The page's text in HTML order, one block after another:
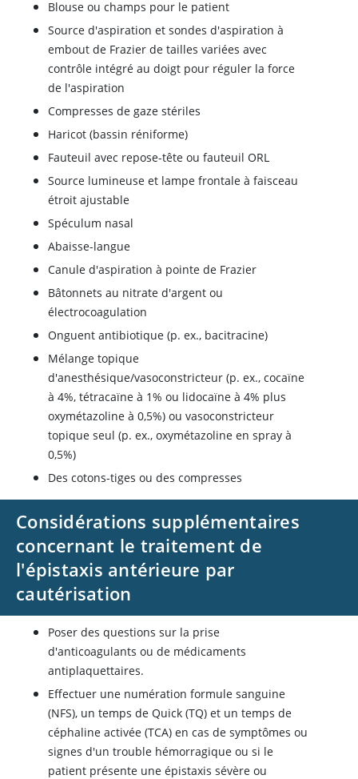
Blouse ou champs pour le patient
Source d'aspiration et sondes d'aspiration à
embout de Frazier de tailles variées avec
contrôle intégré au doigt pour réguler la force
de l'aspiration
Compresses de gaze stériles
Haricot (bassin réniforme)
Fauteuil avec repose-tête ou fauteuil ORL
Source lumineuse et lampe frontale à faisceau
étroit ajustable
Spéculum nasal
Abaisse-langue
Canule d'aspiration à pointe de Frazier
Bâtonnets au nitrate d'argent ou
électrocoagulation
Onguent antibiotique (p. ex., bacitracine)
Mélange topique
d'anesthésique/vasoconstricteur (p. ex., cocaïne
à 4%, tétracaïne à 1% ou lidocaïne à 4% plus
oxymétazoline à 0,5%) ou vasoconstricteur
topique seul (p. ex., oxymétazoline en spray à
0,5%)
Des cotons-tiges ou des compresses
Considérations supplémentaires
concernant le traitement de
l'épistaxis antérieure par
cautérisation
Poser des questions sur la prise
d'anticoagulants ou de médicaments
antiplaquettaires.
Effectuer une numération formule sanguine
(NFS), un temps de Quick (TQ) et un temps de
céphaline activée (TCA) en cas de symptômes ou
signes d'un trouble hémorragique ou si le
patient présente une épistaxis sévère ou